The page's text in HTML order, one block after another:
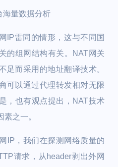
海量数据分析
IP雷同的情形，这与不同国
的组网结构有关。NAT网关
足而采用的地址翻译技术。
可以通过代理转发相对无限
，也有观点提出，NAT技术
之一。
IP，我们在探测网络质量的
请求，从header剥出外网